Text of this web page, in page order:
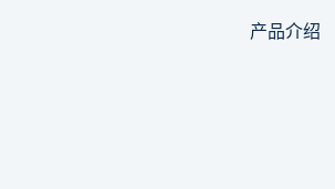
产品介绍